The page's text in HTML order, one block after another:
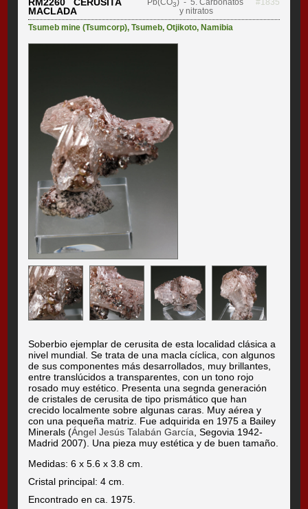
MACLADA
Pb(CO3)- 5. Carbonatos
y nitratos
#1835
Tsumeb mine (Tsumcorp),Tsumeb,Otjikoto, Namibia
Soberbio ejemplar de cerusita de esta localidad clásica a
nivel mundial. Se trata de una macla cíclica, con algunos
de sus componentes más desarrollados, muy brillantes,
entre translúcidos a transparentes, con un tono rojo
rosado muy estético. Presenta una segnda generación
de cristales de cerusita de tipo prismático que han
crecido localmente sobre algunas caras. Muy aérea y
con una pequeña matriz. Fue adquirida en 1975 a Bailey
Minerals (Ángel Jesús Talabán García, Segovia 1942-
Madrid 2007). Una pieza muy estética y de buen tamaño.
Medidas: 6 x 5.6 x 3.8 cm.
Cristal principal: 4 cm.
Encontrado en ca. 1975.